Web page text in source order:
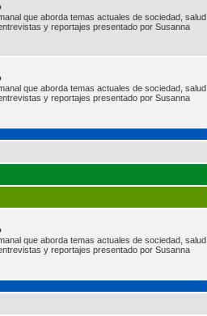
que aborda temas actuales de sociedad, salud
y reportajes presentado por Susanna
que aborda temas actuales de sociedad, salud
y reportajes presentado por Susanna
que aborda temas actuales de sociedad, salud
y reportajes presentado por Susanna